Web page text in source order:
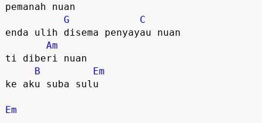
pemanah nuan
G
C
enda ulih disema penyayau nuan
Am
ti diberi nuan
B
Em
ke aku suba sulu
Em